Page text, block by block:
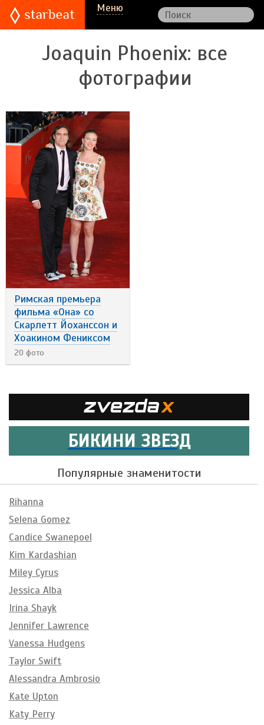
Меню
Joaquin Phoenix: все
фотографии
Римская премьера
фильма «Она» со
Скарлетт Йоханссон и
Хоакином Фениксом
20 фото
БИКИНИ ЗВЕЗД
Популярные знаменитости
Rihanna
Selena Gomez
Candice Swanepoel
Kim Kardashian
Miley Cyrus
Jessica Alba
Irina Shayk
Jennifer Lawrence
Vanessa Hudgens
Taylor Swift
Alessandra Ambrosio
Kate Upton
Katy Perry